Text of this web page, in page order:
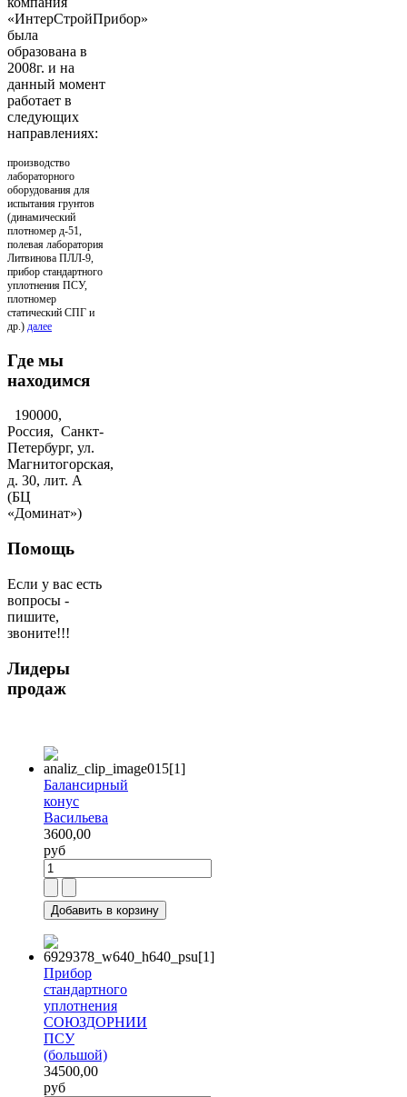
«ИнтерСтройПрибор»
была
образована в
2008г. и на
данный момент
работает в
следующих
направлениях:
производство
лабораторного
оборудования для
испытания грунтов
(динамический
плотномер д-51,
полевая лаборатория
Литвинова ПЛЛ-9,
прибор стандартного
уплотнения ПСУ,
плотномер
статический СПГ и
др.) далее
Где мы
находимся
190000,
Россия, Санкт-
Петербург, ул.
Магнитогорская,
д. 30, лит. А
(БЦ
«Доминат»)
Помощь
Если у вас есть
вопросы -
пишите,
звоните!!!
Лидеры
продаж
Балансирный
конус
Васильева
3600,00
руб
Прибор
стандартного
уплотнения
СОЮЗДОРНИИ
ПСУ
(большой)
34500,00
руб